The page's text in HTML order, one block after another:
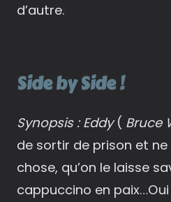
d’autre.
Side by Side !
Synopsis : Eddy( Bruce
de sortir de prison et ne
chose, qu’on le laisse
cappuccino en